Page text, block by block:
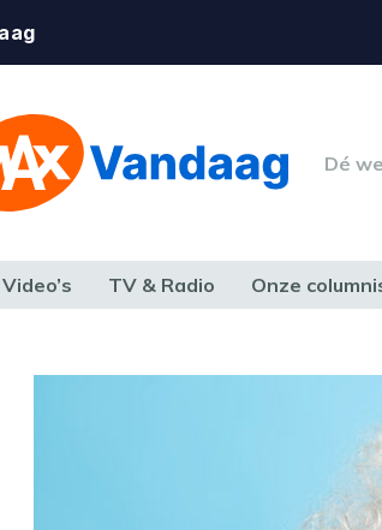
Dé
Video’s TV & Radio Onze